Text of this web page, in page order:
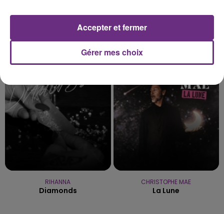
C'était l'une des institutions du centre-ville
rémois. Le magasin JouéClub est contraint de
fermer ses portes.
TITRES DIFFUSÉS
RIHANNA
Diamonds
CHRISTOPHE MAE
La Lune
Gérer mes choix
Accepter et fermer